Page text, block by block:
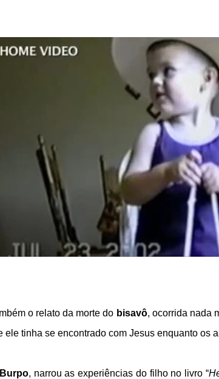
o relato da morte do bisavô, ocorrida nada
ele tinha se encontrado com Jesus enquanto os
, narrou as experiências do filho no livro “